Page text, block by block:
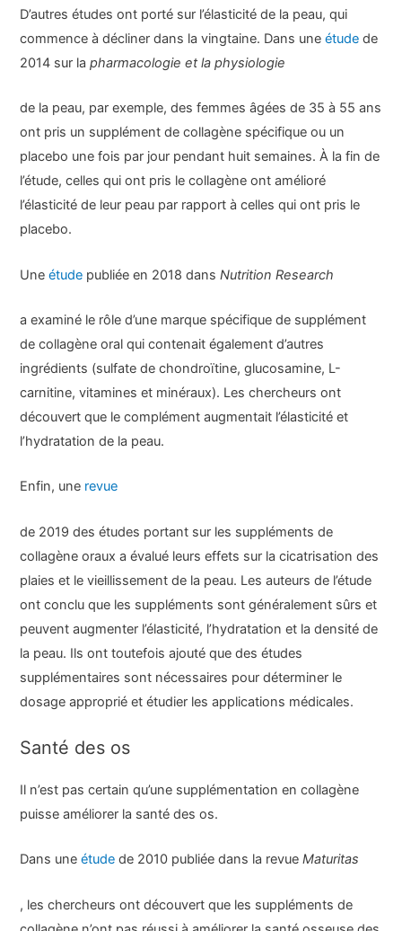
D’autres études ont porté sur l’élasticité de la peau, qui
commence à décliner dans la vingtaine. Dans uneétude de
2014 sur lapharmacologie et la physiologie
de la peau, par exemple, des femmes âgées de 35 à 55 ans
ont pris un supplément de collagène spécifique ou un
placebo une fois par jour pendant huit semaines. À la fin de
l’étude, celles qui ont pris le collagène ont amélioré
l’élasticité de leur peau par rapport à celles qui ont pris le
placebo.
Uneétude publiée en 2018 dansNutrition Research
a examiné le rôle d’une marque spécifique de supplément
de collagène oral qui contenait également d’autres
ingrédients (sulfate de chondroïtine, glucosamine, L-
carnitine, vitamines et minéraux). Les chercheurs ont
découvert que le complément augmentait l’élasticité et
l’hydratation de la peau.
Enfin, une revue
de 2019 des études portant sur les suppléments de
collagène oraux a évalué leurs effets sur la cicatrisation des
plaies et le vieillissement de la peau. Les auteurs de l’étude
ont conclu que les suppléments sont généralement sûrs et
peuvent augmenter l’élasticité, l’hydratation et la densité de
la peau. Ils ont toutefois ajouté que des études
supplémentaires sont nécessaires pour déterminer le
dosage approprié et étudier les applications médicales.
Santé des os
Il n’est pas certain qu’une supplémentation en collagène
puisse améliorer la santé des os.
Dans uneétude de 2010 publiée dans la revueMaturitas
, les chercheurs ont découvert que les suppléments de